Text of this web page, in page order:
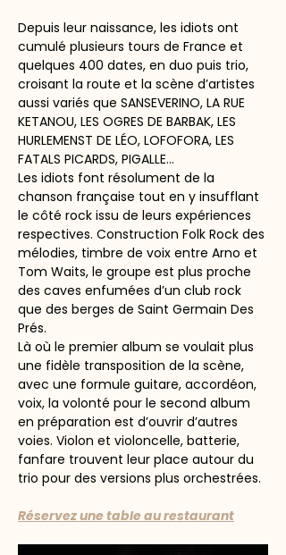
Depuis leur naissance, les idiots ont
cumulé plusieurs tours de France et
quelques 400 dates, en duo puis trio,
croisant la route et la scène d’artistes
aussi variés que SANSEVERINO, LA RUE
KETANOU, LES OGRES DE BARBAK, LES
HURLEMENST DE LÉO, LOFOFORA, LES
FATALS PICARDS, PIGALLE…
Les idiots font résolument de la
chanson française tout en y insufflant
le côté rock issu de leurs expériences
respectives. Construction Folk Rock des
mélodies, timbre de voix entre Arno et
Tom Waits, le groupe est plus proche
des caves enfumées d’un club rock
que des berges de Saint Germain Des
Prés.
Là où le premier album se voulait plus
une fidèle transposition de la scène,
avec une formule guitare, accordéon,
voix, la volonté pour le second album
en préparation est d’ouvrir d’autres
voies. Violon et violoncelle, batterie,
fanfare trouvent leur place autour du
trio pour des versions plus orchestrées.
Réservez une table au restaurant